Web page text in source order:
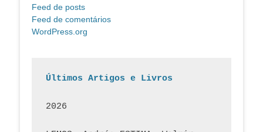
Feed de posts
Feed de comentários
WordPress.org
Últimos Artigos e Livros
2026